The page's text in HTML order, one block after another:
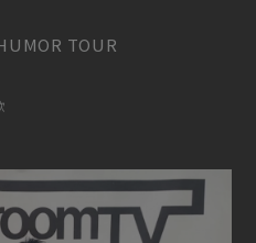
TOUR